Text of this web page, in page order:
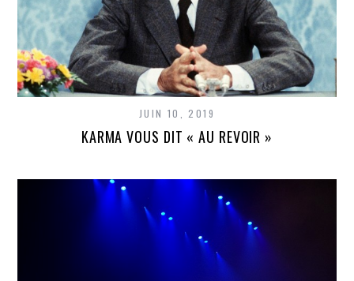
JUIN 10, 2019
KARMA VOUS DIT « AU REVOIR »